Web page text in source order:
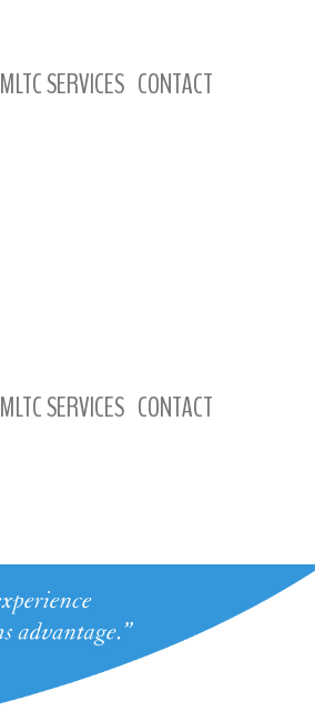
MLTC SERVICES CONTACT
MLTC SERVICES CONTACT